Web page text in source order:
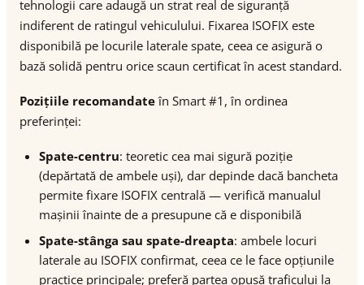
tehnologii care adaugă un strat real de siguranță
indiferent de ratingul vehiculului. Fixarea ISOFIX este
disponibilă pe locurile laterale spate, ceea ce asigură o
bază solidă pentru orice scaun certificat în acest standard.
Pozițiile recomandateîn Smart #1, în ordinea
preferinței:
Spate-centru: teoretic cea mai sigură poziție
(depărtată de ambele uși), dar depinde dacă bancheta
permite fixare ISOFIX centrală — verifică manualul
mașinii înainte de a presupune că e disponibilă
Spate-stânga sau spate-dreapta: ambele locuri
laterale au ISOFIX confirmat, ceea ce le face opțiunile
practice principale; preferă partea opusă traficului la